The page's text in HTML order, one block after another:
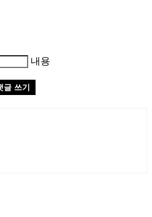
내용
글 쓰기